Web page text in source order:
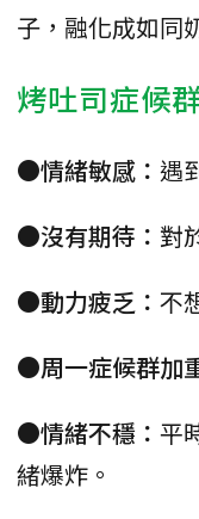
子，融化成如同
烤吐司症候
●情緒敏感： 遇
●沒有期待： 對
●動力疲乏： 不
●周一症候群加
●情緒不穩： 平
緒爆炸。